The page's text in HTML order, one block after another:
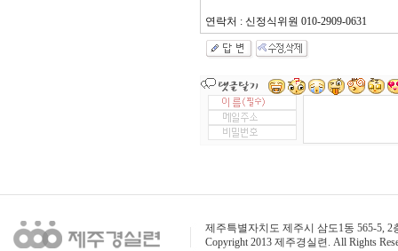
연락처 : 신정식위원 010-2909-0631
제주특별자치도 제주시 삼도1동 565-5, 2
Copyright 2013 제주경실련. All Rights